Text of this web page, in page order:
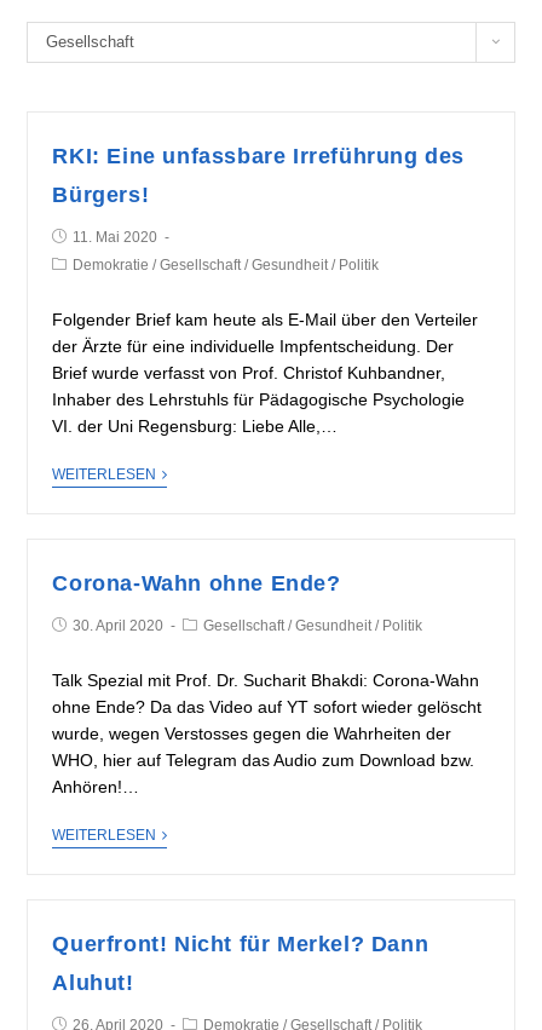
a
Gesellschaft
RKI: Eine unfassbare Irreführung des
Bürgers!
11. Mai 2020
Demokratie / Gesellschaft / Gesundheit / Politik
Folgender Brief kam heute als E-Mail über den Verteiler
der Ärzte für eine individuelle Impfentscheidung. Der
Brief wurde verfasst von Prof. Christof Kuhbandner,
Inhaber des Lehrstuhls für Pädagogische Psychologie
VI. der Uni Regensburg: Liebe Alle,…
WEITERLESEN
Corona-Wahn ohne Ende?
30. April 2020 Gesellschaft / Gesundheit / Politik
Talk Spezial mit Prof. Dr. Sucharit Bhakdi: Corona-Wahn
ohne Ende? Da das Video auf YT sofort wieder gelöscht
wurde, wegen Verstosses gegen die Wahrheiten der
WHO, hier auf Telegram das Audio zum Download bzw.
Anhören!…
WEITERLESEN
Querfront! Nicht für Merkel? Dann
Aluhut!
26. April 2020 Demokratie / Gesellschaft / Politik